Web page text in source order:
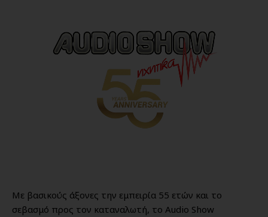
Με βασικούς άξονες την εμπειρία 55 ετών και το
σεβασμό προς τον καταναλωτή, το Audio Show